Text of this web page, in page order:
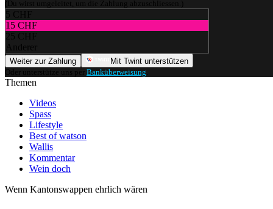
(Du wirst umgeleitet, um die Zahlung abzuschliessen.)
5 CHF
15 CHF
25 CHF
Anderer
Weiter zur Zahlung
Mit Twint unterstützen
Oder unterstütze uns per Banküberweisung
Themen
Videos
Spass
Lifestyle
Best of watson
Wallis
Kommentar
Wein doch
Wenn Kantonswappen ehrlich wären